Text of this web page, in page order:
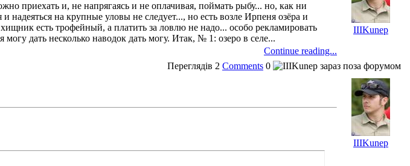
приехать и, не напрягаясь и не оплачивая, поймать рыбу... но, как ни
надеяться на крупные уловы не следует..., но есть возле Ирпеня озёра и
есть трофейный, а платить за ловлю не надо... особо рекламировать
дать несколько наводок дать могу. Итак, № 1: озеро в селе...
Continue reading...
IIIKunep
Переглядів 2 Comments 0
IIIKunep